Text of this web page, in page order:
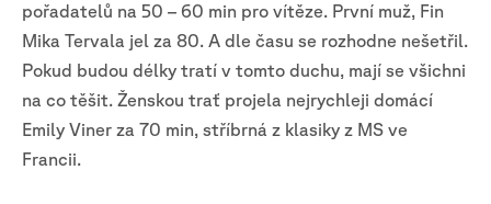
pořadatelů na 50 – 60 min pro vítěze. První muž, Fin
Mika Tervala jel za 80. A dle času se rozhodne nešetřil.
Pokud budou délky tratí v tomto duchu, mají se všichni
na co těšit. Ženskou trať projela nejrychleji domácí
Emily Viner za 70 min, stříbrná z klasiky z MS ve
Francii.